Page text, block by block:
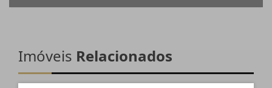
Imóveis Relacionados